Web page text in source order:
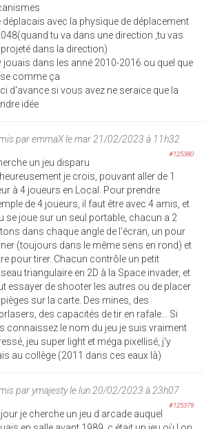
déplacais avec la physique de déplacement
tu va dans une direction ,tu vas
projeté dans la direction)
jouais dans les anné 2010-2016 ou quel que
comme ça
d'avance si vous avez ne seraice que la
idée
paremmaXle mar 21/02/2023 à 11h32
#125380
un jeu disparu
je crois, pouvant aller de 1
à 4 joueurs en Local. Pour prendre
de 4 joueurs, il faut être avec 4 amis, et
se joue sur un seul portable, chacun a 2
dans chaque angle de l'écran, un pour
(toujours dans le même sens en rond) et
pour tirer. Chacun contrôle un petit
triangulaire en 2D à la Space invader, et
essayer de shooter les autres ou de placer
sur la carte. Des mines, des
des capacités de tir en rafale... Si
connaissez le nom du jeu je suis vraiment
jeu super light et méga pixellisé, j'y
au collège (2011 dans ces eaux là)
par ymajestyle lun 20/02/2023 à 23h07
#125379
je cherche un jeu d arcade auquel